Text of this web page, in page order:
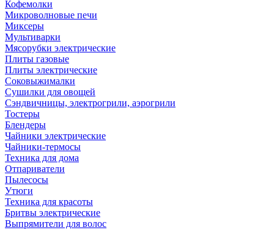
Кофемолки
Микроволновые печи
Миксеры
Мультиварки
Мясорубки электрические
Плиты газовые
Плиты электрические
Соковыжималки
Сушилки для овощей
Сэндвичницы, электрогрили, аэрогрили
Тостеры
Блендеры
Чайники электрические
Чайники-термосы
Техника для дома
Отпариватели
Пылесосы
Утюги
Техника для красоты
Бритвы электрические
Выпрямители для волос